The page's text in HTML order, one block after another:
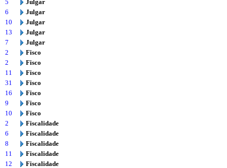
5
Julgar
6
Julgar
10
Julgar
13
Julgar
7
Julgar
2
Fisco
2
Fisco
11
Fisco
31
Fisco
16
Fisco
9
Fisco
10
Fisco
2
Fiscalidade
6
Fiscalidade
8
Fiscalidade
11
Fiscalidade
12
Fiscalidade